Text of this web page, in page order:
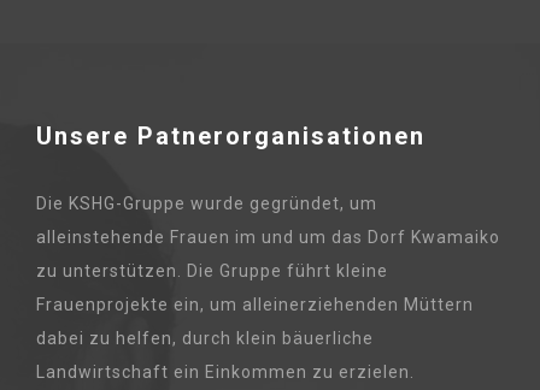
Unsere Patnerorganisationen
Die KSHG-Gruppe wurde gegründet, um
alleinstehende Frauen im und um das Dorf Kwamaiko
zu unterstützen. Die Gruppe führt kleine
Frauenprojekte ein, um alleinerziehenden Müttern
dabei zu helfen, durch klein bäuerliche
Landwirtschaft ein Einkommen zu erzielen.